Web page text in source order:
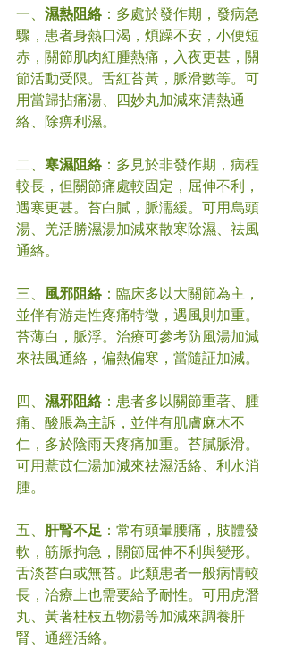
一、 濕熱阻絡 ：多處於發作期，發病急
驟，患者身熱口渴，煩躁不安，小便短
赤，關節肌肉紅腫熱痛，入夜更甚，關
節活動受限。舌紅苔黃，脈滑數等。可
用當歸拈痛湯、四妙丸加減來清熱通
絡、除痹利濕。
二、 寒濕阻絡 ：多見於非發作期，病程
較長，但關節痛處較固定，屈伸不利，
遇寒更甚。苔白膩，脈濡緩。可用烏頭
湯、羌活勝濕湯加減來散寒除濕、祛風
通絡。
三、 風邪阻絡 ：臨床多以大關節為主，
並伴有游走性疼痛特徵，遇風則加重。
苔薄白，脈浮。治療可參考防風湯加減
來祛風通絡，偏熱偏寒，當隨証加減。
四、 濕邪阻絡 ：患者多以關節重著、腫
痛、酸脹為主訴，並伴有肌膚麻木不
仁，多於陰雨天疼痛加重。苔膩脈滑。
可用薏苡仁湯加減來祛濕活絡、利水消
腫。
五、 肝腎不足 ：常有頭暈腰痛，肢體發
軟，筋脈拘急，關節屈伸不利與變形。
舌淡苔白或無苔。此類患者一般病情較
長，治療上也需要給予耐性。可用虎潛
丸、黃著桂枝五物湯等加減來調養肝
腎、通經活絡。